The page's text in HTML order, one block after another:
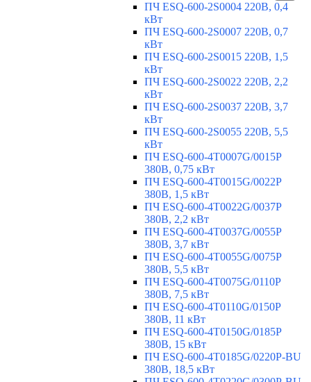
ПЧ ESQ-600-2S0004 220В, 0,4
кВт
ПЧ ESQ-600-2S0007 220В, 0,7
кВт
ПЧ ESQ-600-2S0015 220В, 1,5
кВт
ПЧ ESQ-600-2S0022 220В, 2,2
кВт
ПЧ ESQ-600-2S0037 220В, 3,7
кВт
ПЧ ESQ-600-2S0055 220В, 5,5
кВт
ПЧ ESQ-600-4T0007G/0015P
380В, 0,75 кВт
ПЧ ESQ-600-4T0015G/0022P
380В, 1,5 кВт
ПЧ ESQ-600-4T0022G/0037P
380В, 2,2 кВт
ПЧ ESQ-600-4T0037G/0055P
380В, 3,7 кВт
ПЧ ESQ-600-4T0055G/0075P
380В, 5,5 кВт
ПЧ ESQ-600-4T0075G/0110P
380В, 7,5 кВт
ПЧ ESQ-600-4T0110G/0150P
380В, 11 кВт
ПЧ ESQ-600-4T0150G/0185P
380В, 15 кВт
ПЧ ESQ-600-4T0185G/0220P-BU
380В, 18,5 кВт